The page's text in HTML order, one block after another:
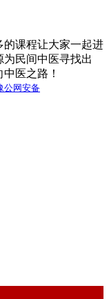
的课程让大家一起进
民间中医寻找出
医之路！
公网安备